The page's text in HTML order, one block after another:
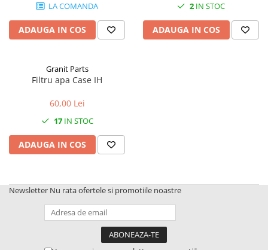
1.5.7. Filtre
1.5.8. Esapamente
1.5.9. Chiulasa si supape
1.6. Electrice
1.6.1. Acumulatori
1.6.3. Instalații de Iluminat
1.6.4. Demaroare
LA COMANDA
ADAUGA IN COS
2 IN STOC
ADAUGA IN COS
Granit Parts
Filtru apa Case IH
60,00 Lei
17IN STOC
ADAUGA IN COS
Newsletter Nu rata ofertele si promotiile noastre